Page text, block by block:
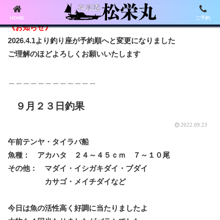
《お知らせ》
2026.4.1より釣り座が予約順へと変更になりました
ご理解のほどよろしくお願いいたします
９月２３日釣果
2022.09.23
午前テンヤ・タイラバ船
魚種： アカハタ ２４～４５ｃｍ ７～１０尾
その他： マダイ・イシガキダイ・ブダイ
カサゴ・メイチダイなど
今日は魚の活性高く好調に当たりましたよ
HOME ご予約